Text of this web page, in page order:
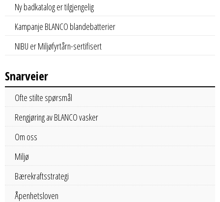
Ny badkatalog er tilgjengelig
Kampanje BLANCO blandebatterier
NIBU er Miljøfyrtårn-sertifisert
Snarveier
Ofte stilte spørsmål
Rengjøring av BLANCO vasker
Om oss
Miljø
Bærekraftsstrategi
Åpenhetsloven